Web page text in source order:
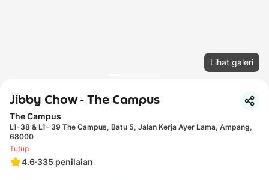
Lihat galeri
Jibby Chow - The Campus
The Campus
L1-38 & L1- 39 The Campus, Batu 5, Jalan Kerja Ayer Lama, Ampang,
68000
4.6·335 penilaian
Tutup